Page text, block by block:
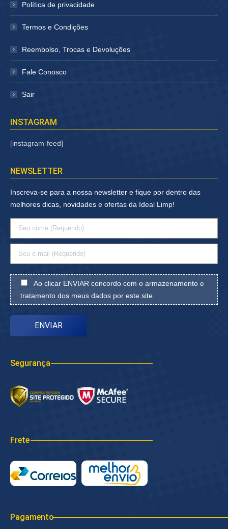
Política de privacidade
Termos e Condições
Reembolso, Trocas e Devoluções
Fale Conosco
Sair
INSTAGRAM
[instagram-feed]
NEWSLETTER
Inscreva-se para a nossa newsletter e fique por dentro das
melhores dicas, novidades e ofertas da Ideal Limp!
Ao clicar ENVIAR concordo com o armazenamento e
tratamento dos meus dados por este site.
Segurança
Frete
Pagamento